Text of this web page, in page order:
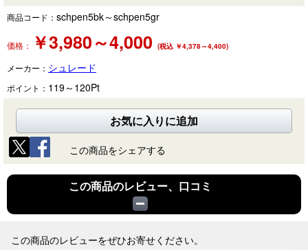
商品コード： schpen5bk～schpen5gr
価格： ￥3,980～4,000 (税込 ￥4,378～4,400)
メーカー： シュレード
ポイント： 119～120Pt
お気に入りに追加
この商品をシェアする
この商品のレビュー、口コミ
この商品のレビューをぜひお寄せください。